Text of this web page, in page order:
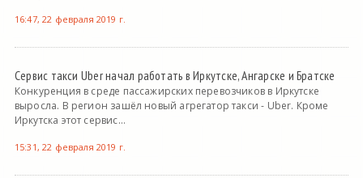
16:47, 22 февраля 2019 г.
Сервис такси Uber начал работать в Иркутске, Ангарске и Братске
Конкуренция в среде пассажирских перевозчиков в Иркутске
выросла. В регион зашёл новый агрегатор такси - Uber. Кроме
Иркутска этот сервис...
15:31, 22 февраля 2019 г.